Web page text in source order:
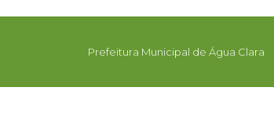
Prefeitura Municipal de Água Clara